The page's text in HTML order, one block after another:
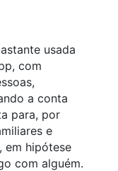
usada
com
a conta
para, por
e
em hipótese
com alguém.